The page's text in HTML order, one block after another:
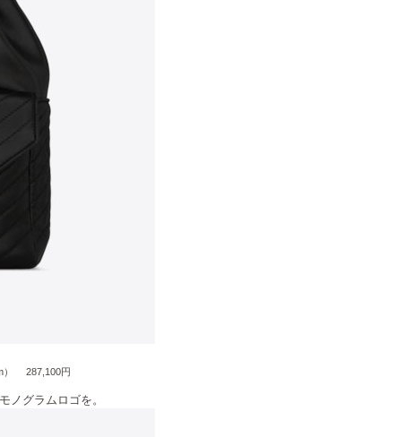
） 287,100円
ノグラムロゴを。